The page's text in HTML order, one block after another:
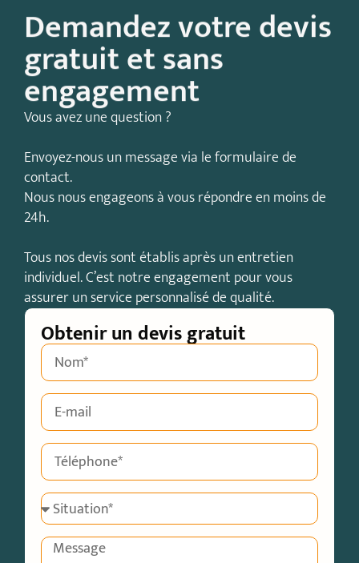
Demandez votre devis
gratuit et sans
engagement
Vous avez une question ?
Envoyez-nous un message via le formulaire de
contact.
Nous nous engageons à vous répondre en moins de
24h.
Tous nos devis sont établis après un entretien
individuel. C’est notre engagement pour vous
assurer un service personnalisé de qualité.
Obtenir un devis gratuit